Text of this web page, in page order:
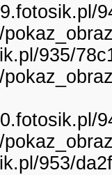
935/
953/